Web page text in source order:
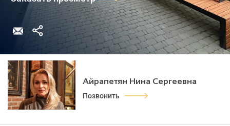
Айрапетян Нина Сергеевна
Позвонить